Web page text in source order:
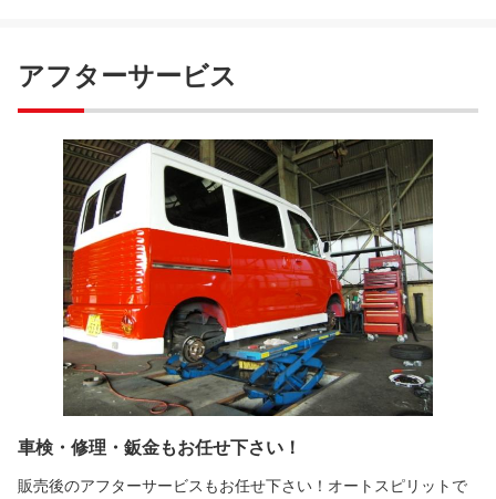
アフターサービス
車検・修理・鈑金もお任せ下さい！
販売後のアフターサービスもお任せ下さい！オートスピリットで